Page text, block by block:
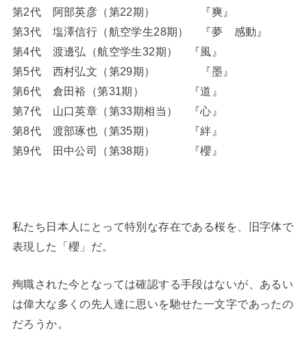
第2代 阿部英彦（第22期） 『爽』
第3代 塩澤信行（航空学生28期） 『夢 感動』
第4代 渡邊弘（航空学生32期） 『風』
第5代 西村弘文（第29期） 『墨』
第6代 倉田裕（第31期） 『道』
第7代 山口英章（第33期相当） 『心』
第8代 渡部琢也（第35期） 『絆』
第9代 田中公司（第38期） 『櫻』
私たち日本人にとって特別な存在である桜を、旧字体で
表現した「櫻」だ。
殉職された今となっては確認する手段はないが、あるい
は偉大な多くの先人達に思いを馳せた一文字であったの
だろうか。